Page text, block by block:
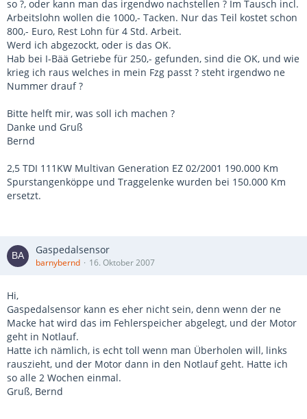
so ?, oder kann man das irgendwo nachstellen ? Im Tausch incl.
Arbeitslohn wollen die 1000,- Tacken. Nur das Teil kostet schon
800,- Euro, Rest Lohn für 4 Std. Arbeit.
Werd ich abgezockt, oder is das OK.
Hab bei I-Bää Getriebe für 250,- gefunden, sind die OK, und wie
krieg ich raus welches in mein Fzg passt ? steht irgendwo ne
Nummer drauf ?
Bitte helft mir, was soll ich machen ?
Danke und Gruß
Bernd
2,5 TDI 111KW Multivan Generation EZ 02/2001 190.000 Km
Spurstangenköppe und Traggelenke wurden bei 150.000 Km
ersetzt.
Gaspedalsensor
barnybernd 16. Oktober 2007
Hi,
Gaspedalsensor kann es eher nicht sein, denn wenn der ne
Macke hat wird das im Fehlerspeicher abgelegt, und der Motor
geht in Notlauf.
Hatte ich nämlich, is echt toll wenn man Überholen will, links
rauszieht, und der Motor dann in den Notlauf geht. Hatte ich
so alle 2 Wochen einmal.
Gruß, Bernd